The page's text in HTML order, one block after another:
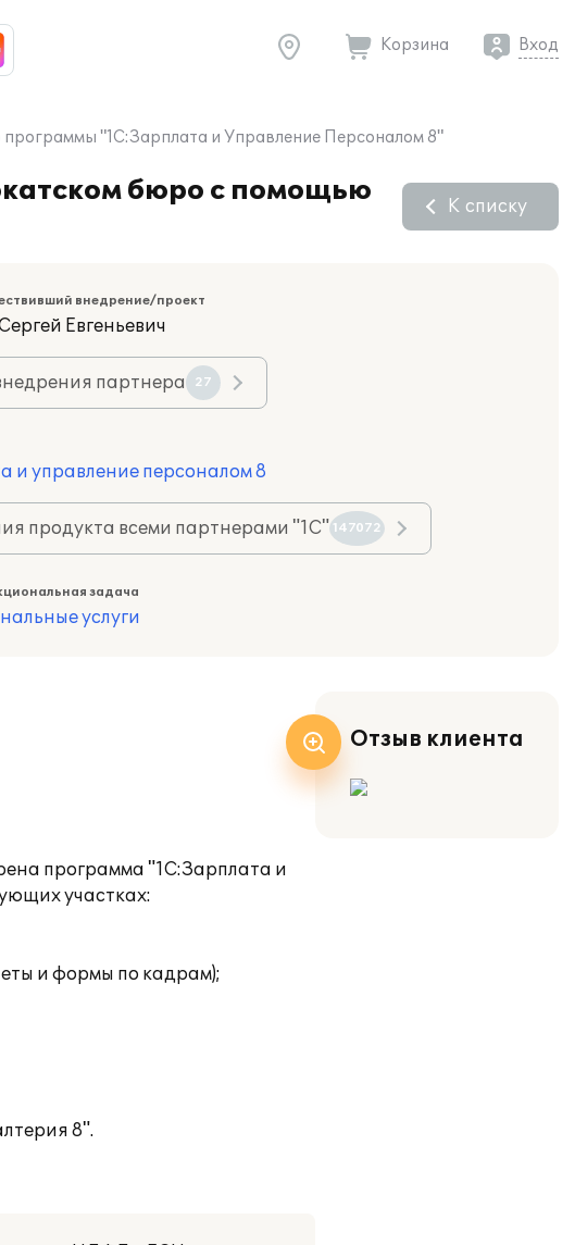
Корзина Вход
"1С:Зарплата и Управление Персоналом 8"
бюро с помощью
К списку
внедрение/проект
Евгеньевич
партнера 27
и управление персоналом 8
продукта всеми партнерами "1С" 147072
задача
услуги
программа "1С:Зарплата и
участках:
и формы по кадрам);
8".
Отзыв клиента